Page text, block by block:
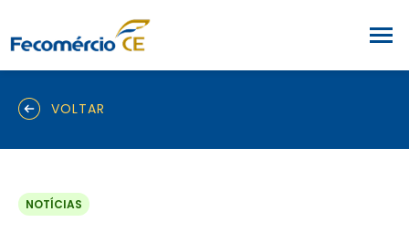
VOLTAR
NOTÍCIAS